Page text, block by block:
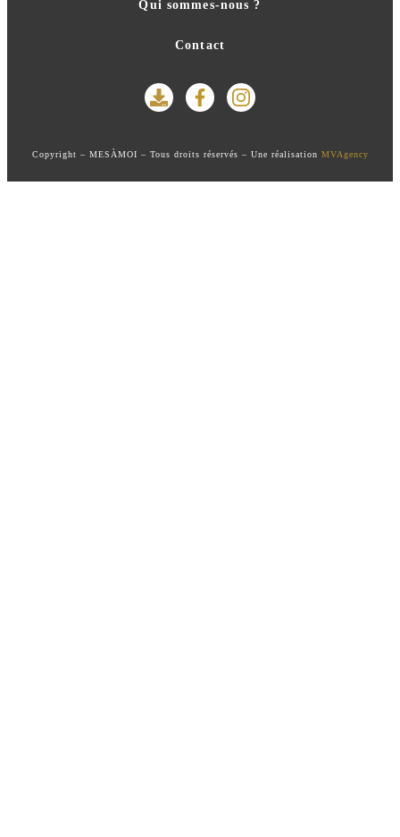
Qui sommes-nous ?
Contact
Copyright – MESÀMOI – Tous droits réservés – Une réalisation MVAgency